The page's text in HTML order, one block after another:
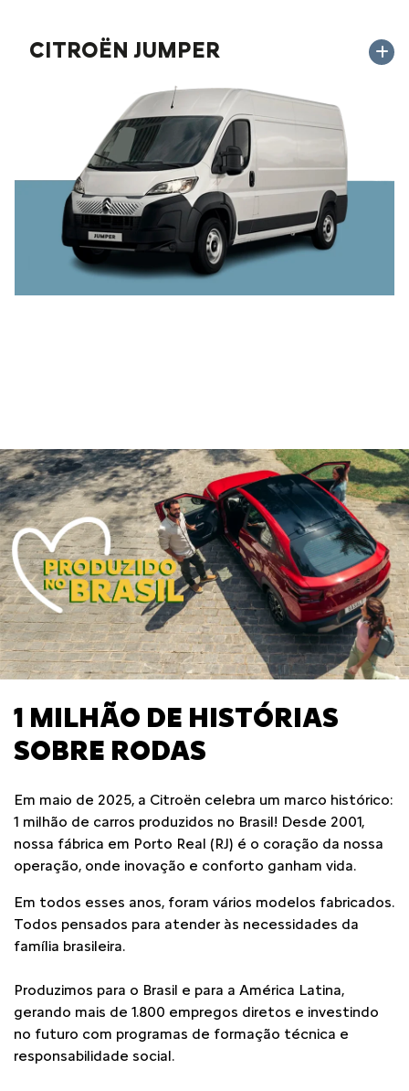
CITROËN JUMPER
1 MILHÃO DE HISTÓRIAS
SOBRE RODAS
Em maio de 2025, a Citroën celebra um marco histórico:
1 milhão de carros produzidos no Brasil! Desde 2001,
nossa fábrica em Porto Real (RJ) é o coração da nossa
operação, onde inovação e conforto ganham vida.
Em todos esses anos, foram vários modelos fabricados.
Todos pensados para atender às necessidades da
família brasileira.
Produzimos para o Brasil e para a América Latina,
gerando mais de 1.800 empregos diretos e investindo
no futuro com programas de formação técnica e
responsabilidade social.